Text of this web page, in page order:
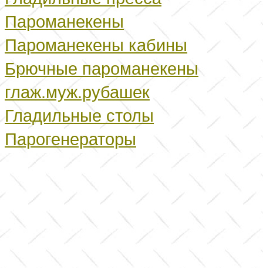
Пароманекены
Пароманекены кабины
Брючные пароманекены
глаж.муж.рубашек
Гладильные столы
Парогенераторы